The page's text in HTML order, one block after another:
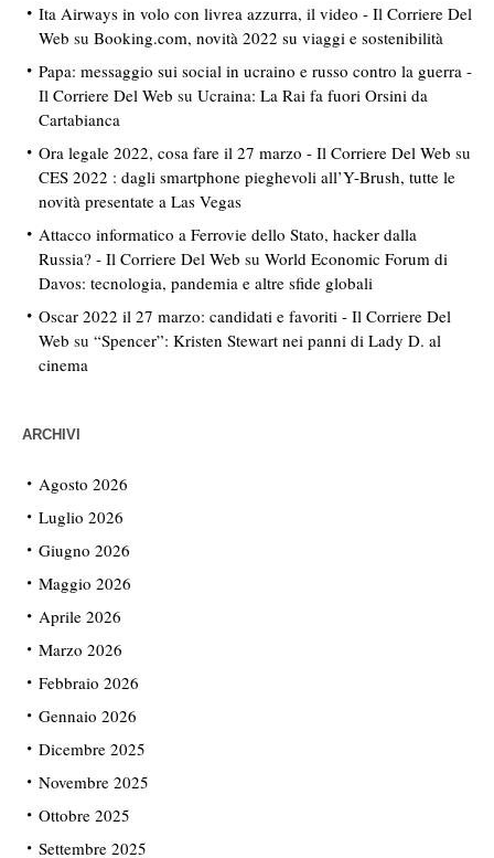
Ita Airways in volo con livrea azzurra, il video - Il Corriere Del
Web su Booking.com, novità 2022 su viaggi e sostenibilità
Papa: messaggio sui social in ucraino e russo contro la guerra -
Il Corriere Del Web su Ucraina: La Rai fa fuori Orsini da
Cartabianca
Ora legale 2022, cosa fare il 27 marzo - Il Corriere Del Web su
CES 2022 : dagli smartphone pieghevoli all’Y-Brush, tutte le
novità presentate a Las Vegas
Attacco informatico a Ferrovie dello Stato, hacker dalla
Russia? - Il Corriere Del Web su World Economic Forum di
Davos: tecnologia, pandemia e altre sfide globali
Oscar 2022 il 27 marzo: candidati e favoriti - Il Corriere Del
Web su “Spencer”: Kristen Stewart nei panni di Lady D. al
cinema
ARCHIVI
Agosto 2026
Luglio 2026
Giugno 2026
Maggio 2026
Aprile 2026
Marzo 2026
Febbraio 2026
Gennaio 2026
Dicembre 2025
Novembre 2025
Ottobre 2025
Settembre 2025